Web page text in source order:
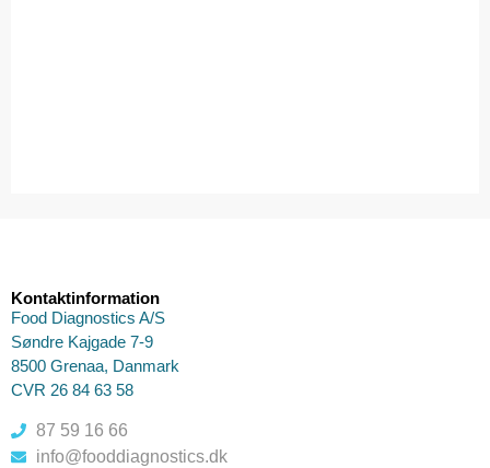
Kontaktinformation
Food Diagnostics A/S
Søndre Kajgade 7-9
8500 Grenaa, Danmark
CVR 26 84 63 58
87 59 16 66
info@fooddiagnostics.dk